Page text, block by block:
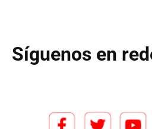
Síguenos en